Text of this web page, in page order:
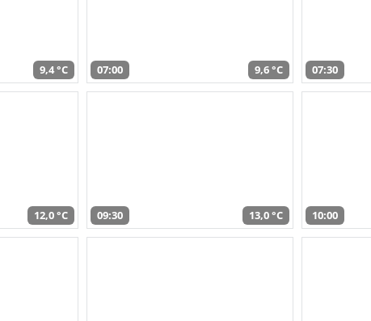
9,4 °C 07:00 9,6 °C 07:30
12,0 °C 09:30 13,0 °C 10:00